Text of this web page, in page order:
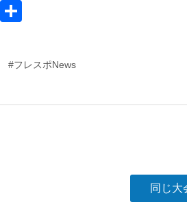
共
#フレスポNews
同じ大